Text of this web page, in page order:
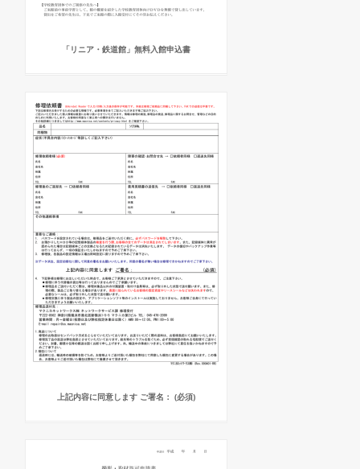
「リニア・鉄道館」無料入館申込書
上記内容に同意します ご署名： (必須)